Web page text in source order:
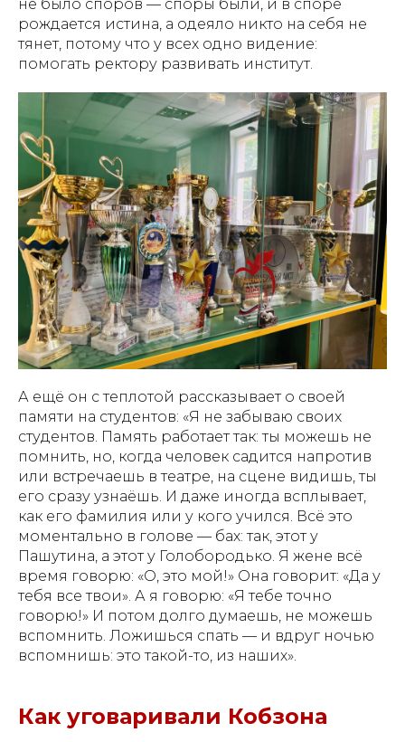
не было споров — споры были, и в споре
рождается истина, а одеяло никто на себя не
тянет, потому что у всех одно видение:
помогать ректору развивать институт.
А ещё он с теплотой рассказывает о своей
памяти на студентов: «Я не забываю своих
студентов. Память работает так: ты можешь не
помнить, но, когда человек садится напротив
или встречаешь в театре, на сцене видишь, ты
его сразу узнаёшь. И даже иногда всплывает,
как его фамилия или у кого учился. Всё это
моментально в голове — бах: так, этот у
Пашутина, а этот у Голобородько. Я жене всё
время говорю: «О, это мой!» Она говорит: «Да у
тебя все твои». А я говорю: «Я тебе точно
говорю!» И потом долго думаешь, не можешь
вспомнить. Ложишься спать — и вдруг ночью
вспомнишь: это такой-то, из наших».
Как уговаривали Кобзона